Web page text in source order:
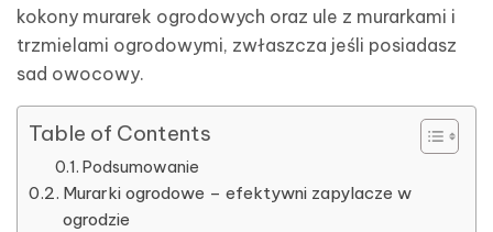
kokony murarek ogrodowych oraz ule z murarkami i
trzmielami ogrodowymi, zwłaszcza jeśli posiadasz
sad owocowy.
Table of Contents
Podsumowanie
Murarki ogrodowe – efektywni zapylacze w
ogrodzie